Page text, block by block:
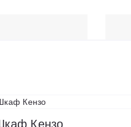
Кензо